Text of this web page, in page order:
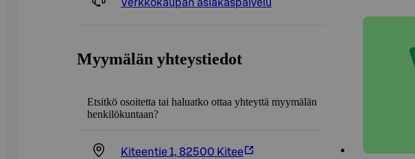
Verkkokaupan asiakaspalvelu
Myymälän yhteystiedot
Etsitkö osoitetta tai haluatko ottaa yhteyttä myymälän
henkilökuntaan?
Kiteentie 1, 82500 Kitee